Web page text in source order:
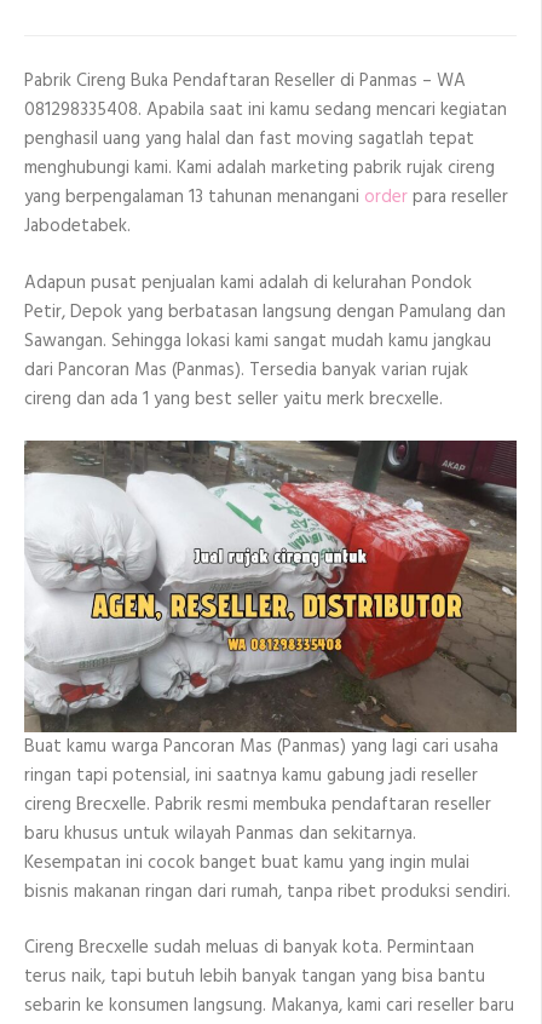
Panmas
Pabrik Cireng Buka Pendaftaran Reseller di Panmas – WA
081298335408. Apabila saat ini kamu sedang mencari kegiatan
penghasil uang yang halal dan fast moving sagatlah tepat
menghubungi kami. Kami adalah marketing pabrik rujak cireng
yang berpengalaman 13 tahunan menangani orderpara reseller
Jabodetabek.
Adapun pusat penjualan kami adalah di kelurahan Pondok
Petir, Depok yang berbatasan langsung dengan Pamulang dan
Sawangan. Sehingga lokasi kami sangat mudah kamu jangkau
dari Pancoran Mas (Panmas). Tersedia banyak varian rujak
cireng dan ada 1 yang best seller yaitu merk brecxelle.
Buat kamu warga Pancoran Mas (Panmas) yang lagi cari usaha
ringan tapi potensial, ini saatnya kamu gabung jadi reseller
cireng Brecxelle. Pabrik resmi membuka pendaftaran reseller
baru khusus untuk wilayah Panmas dan sekitarnya.
Kesempatan ini cocok banget buat kamu yang ingin mulai
bisnis makanan ringan dari rumah, tanpa ribet produksi sendiri.
Cireng Brecxelle sudah meluas di banyak kota. Permintaan
terus naik, tapi butuh lebih banyak tangan yang bisa bantu
sebarin ke konsumen langsung. Makanya, kami cari reseller baru